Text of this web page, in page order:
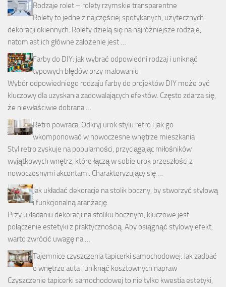
Rodzaje rolet – rolety rzymskie transparentne
Rolety to jedne z najczęściej spotykanych, użytecznych
dekoracji okiennych. Rolety dzielą się na najróżniejsze rodzaje,
natomiast ich główne założenie jest …
Farby do DIY: jak wybrać odpowiedni rodzaj i uniknąć
typowych błędów przy malowaniu
Wybór odpowiedniego rodzaju farby do projektów DIY może być
kluczowy dla uzyskania zadowalających efektów. Często zdarza się,
że niewłaściwie dobrana …
Retro powraca: Odkryj urok stylu retro i jak go
wkomponować w nowoczesne wnętrze mieszkania
Styl retro zyskuje na popularności, przyciągając miłośników
wyjątkowych wnętrz, które łączą w sobie urok przeszłości z
nowoczesnymi akcentami. Charakteryzujący się …
Jak układać dekoracje na stolik boczny, by stworzyć stylową
i funkcjonalną aranżację
Przy układaniu dekoracji na stoliku bocznym, kluczowe jest
połączenie estetyki z praktycznością. Aby osiągnąć stylowy efekt,
warto zwrócić uwagę na …
Tajemnice czyszczenia tapicerki samochodowej: Jak zadbać
o wnętrze auta i uniknąć kosztownych napraw
Czyszczenie tapicerki samochodowej to nie tylko kwestia estetyki,